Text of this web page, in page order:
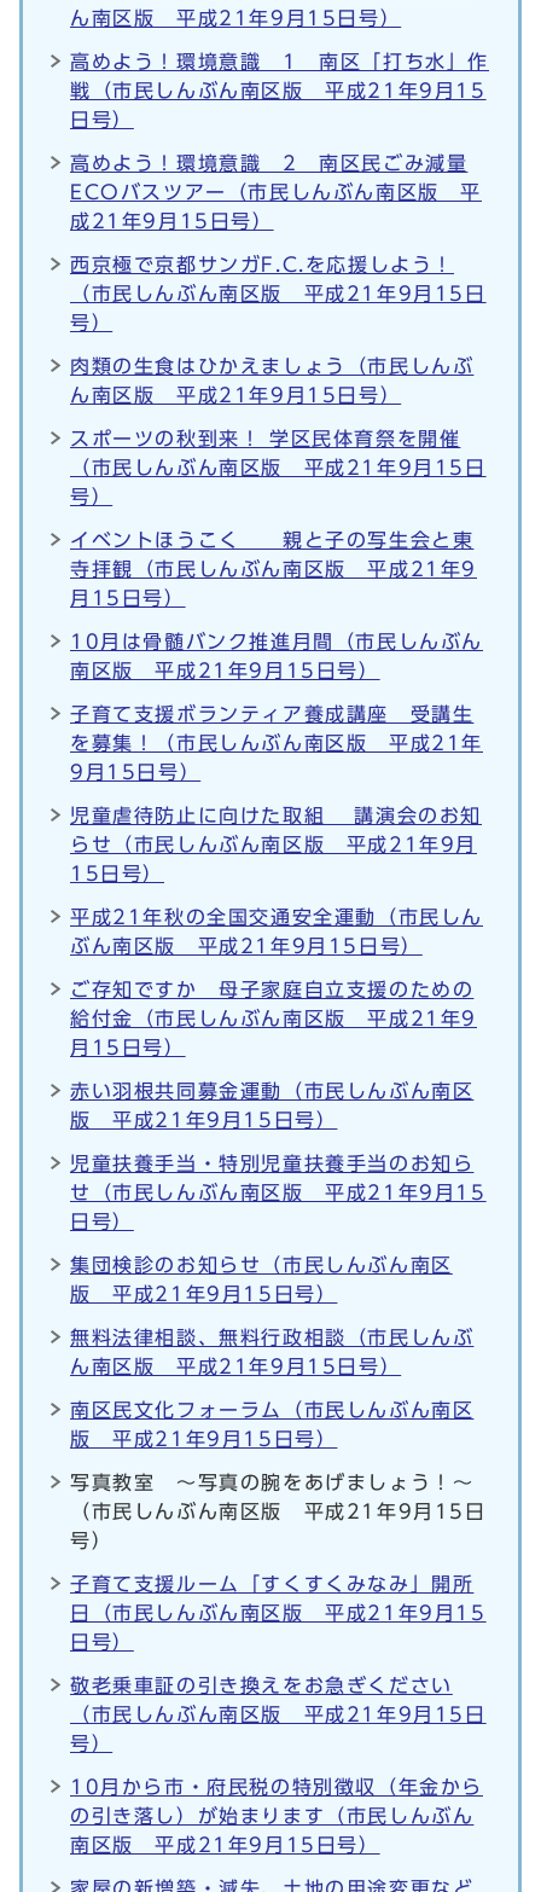
ん南区版 平成21年9月15日号）
高めよう！環境意識 1 南区「打ち水」作
戦（市民しんぶん南区版 平成21年9月15
日号）
高めよう！環境意識 2 南区民ごみ減量
ECOバスツアー（市民しんぶん南区版 平
成21年9月15日号）
西京極で京都サンガF.C.を応援しよう！
（市民しんぶん南区版 平成21年9月15日
号）
肉類の生食はひかえましょう（市民しんぶ
ん南区版 平成21年9月15日号）
スポーツの秋到来！ 学区民体育祭を開催
（市民しんぶん南区版 平成21年9月15日
号）
イベントほうこく 親と子の写生会と東
寺拝観（市民しんぶん南区版 平成21年9
月15日号）
10月は骨髄バンク推進月間（市民しんぶん
南区版 平成21年9月15日号）
子育て支援ボランティア養成講座 受講生
を募集！（市民しんぶん南区版 平成21年
9月15日号）
児童虐待防止に向けた取組 講演会のお知
らせ（市民しんぶん南区版 平成21年9月
15日号）
平成21年秋の全国交通安全運動（市民しん
ぶん南区版 平成21年9月15日号）
ご存知ですか 母子家庭自立支援のための
給付金（市民しんぶん南区版 平成21年9
月15日号）
赤い羽根共同募金運動（市民しんぶん南区
版 平成21年9月15日号）
児童扶養手当・特別児童扶養手当のお知ら
せ（市民しんぶん南区版 平成21年9月15
日号）
集団検診のお知らせ（市民しんぶん南区
版 平成21年9月15日号）
無料法律相談、無料行政相談（市民しんぶ
ん南区版 平成21年9月15日号）
南区民文化フォーラム（市民しんぶん南区
版 平成21年9月15日号）
写真教室 ～写真の腕をあげましょう！～
（市民しんぶん南区版 平成21年9月15日
号）
子育て支援ルーム「すくすくみなみ」開所
日（市民しんぶん南区版 平成21年9月15
日号）
敬老乗車証の引き換えをお急ぎください
（市民しんぶん南区版 平成21年9月15日
号）
10月から市・府民税の特別徴収（年金から
の引き落し）が始まります（市民しんぶん
南区版 平成21年9月15日号）